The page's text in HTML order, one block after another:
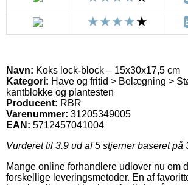
Navn: Koks lock-block – 15x30x17,5 cm
Kategori: Have og fritid > Belægning >
kantblokke og plantesten
Producent: RBR
Varenummer: 31205349005
EAN: 5712457041004
Vurderet til 3.9 ud af 5 stjerner baseret på
Mange online forhandlere udlover nu om
forskellige leveringsmetoder. En af